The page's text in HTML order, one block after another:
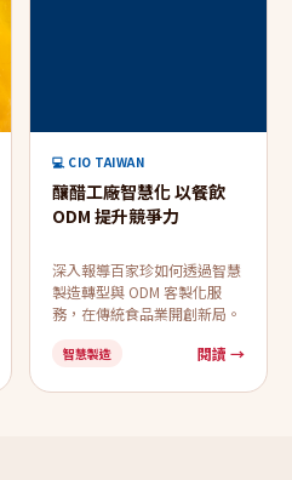
💻 CIO TAIWAN
釀醋工廠智慧化 以餐飲
ODM 提升競爭力
深入報導百家珍如何透過智慧
製造轉型與 ODM 客製化服
務，在傳統食品業開創新局。
智慧製造 閱讀 →